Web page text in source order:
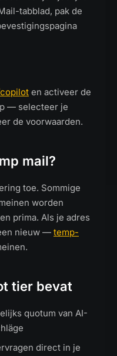
tabblad, pak de
en activeer de
— selecteer je
de voorwaarden.
mail?
toe. Sommige
worden
prima. Als je adres
nieuw — temp-
tier bevat
quotum van AI-
direct in je